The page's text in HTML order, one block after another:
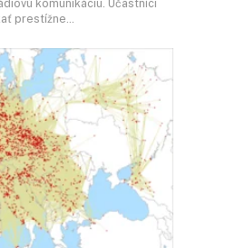
komunikáciu. Účastníci
prestížne…